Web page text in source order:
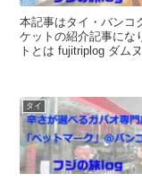
本記事はタイ・バンコ
ケットの紹介記事にな
トとは fujitriplog ダム
タイ